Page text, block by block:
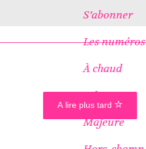
S’abonner
Les numéros
À chaud
Icônes
Majeure
A lire plus tard